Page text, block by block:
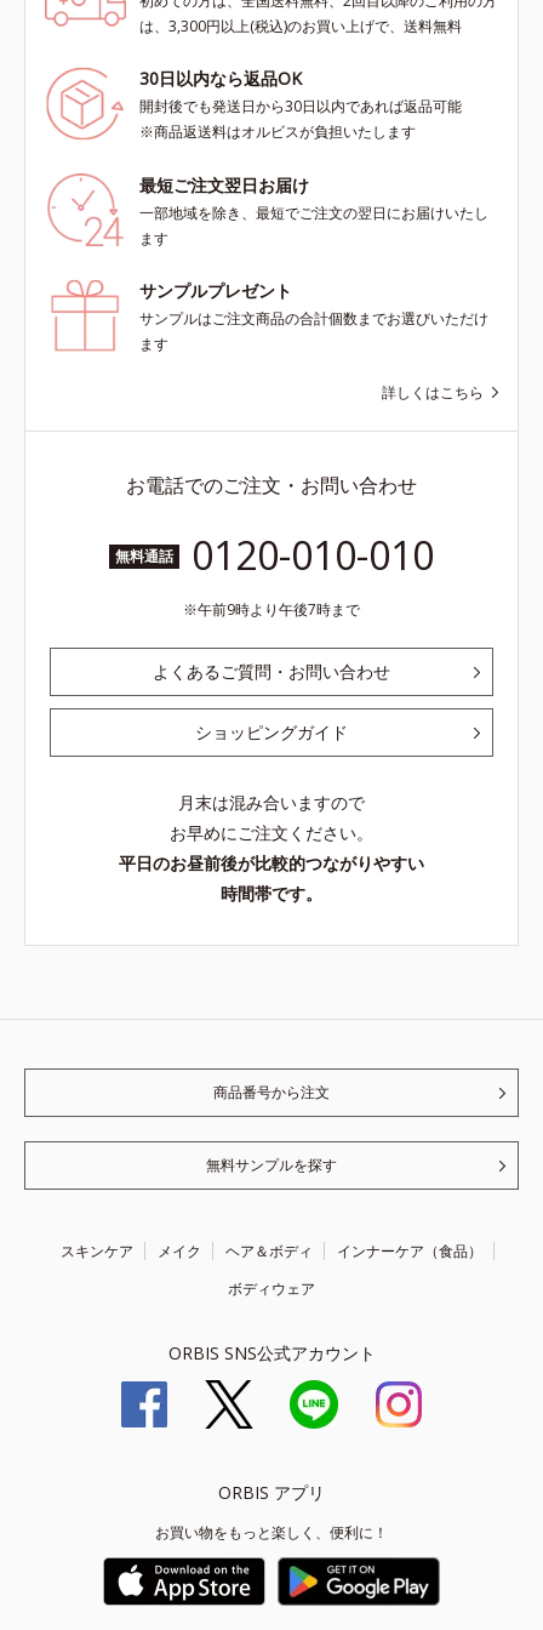
は、3,300円以上(税込)のお買い上げで、送料無料
30日以内なら返品OK
開封後でも発送日から30日以内であれば返品可能
※商品返送料はオルビスが負担いたします
最短ご注文翌日お届け
一部地域を除き、最短でご注文の翌日にお届けいたし
ます
サンプルプレゼント
サンプルはご注文商品の合計個数までお選びいただけ
ます
詳しくはこちら
お電話でのご注文・お問い合わせ
無料通話 0120-010-010
午前9時より午後7時まで
よくあるご質問・お問い合わせ
ショッピングガイド
月末は混み合いますので
お早めにご注文ください。
平日のお昼前後が比較的つながりやすい
時間帯です。
商品番号から注文
無料サンプルを探す
スキンケア メイク ヘア＆ボディ
インナーケア（食品）
ボディウェア
ORBIS SNS公式アカウント
ORBIS アプリ
お買い物をもっと楽しく、便利に！